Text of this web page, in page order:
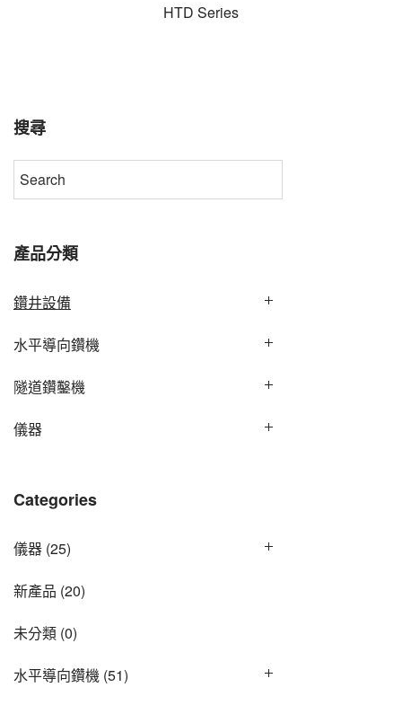
HTD Series
搜尋
產品分類
鑽井設備
水平導向鑽機
隧道鑽鑿機
儀器
Categories
儀器 (25)
新產品 (20)
未分類 (0)
水平導向鑽機 (51)